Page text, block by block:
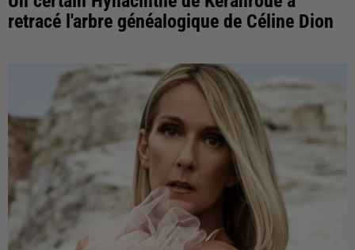
retracé l'arbre généalogique de Céline Dion